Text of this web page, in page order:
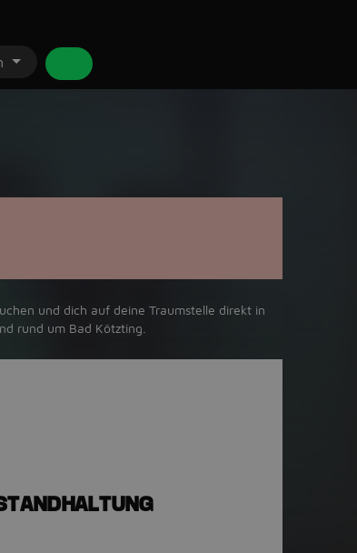
und dich auf deine Traumstelle direkt in
rund um Bad Kötzting.